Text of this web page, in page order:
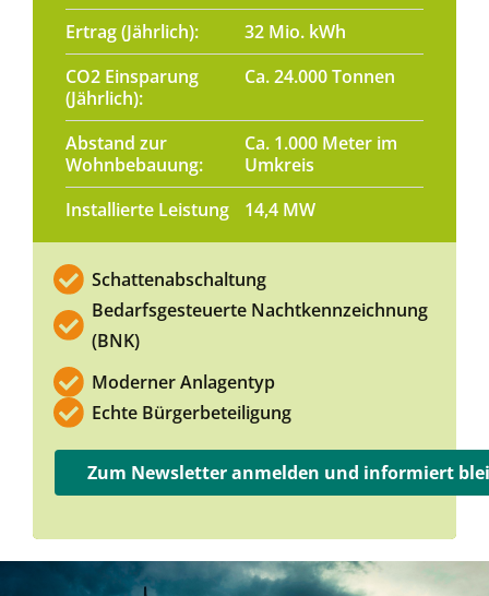
Ertrag (Jährlich):
32 Mio. kWh
CO2 Einsparung
(Jährlich):
Ca. 24.000 Tonnen
Abstand zur
Wohnbebauung:
Ca. 1.000 Meter im
Umkreis
Installierte Leistung
14,4 MW
Schattenabschaltung
Bedarfsgesteuerte Nachtkennzeichnung
(BNK)
Moderner Anlagentyp
Echte Bürgerbeteiligung
Zum Newsletter anmelden und informiert